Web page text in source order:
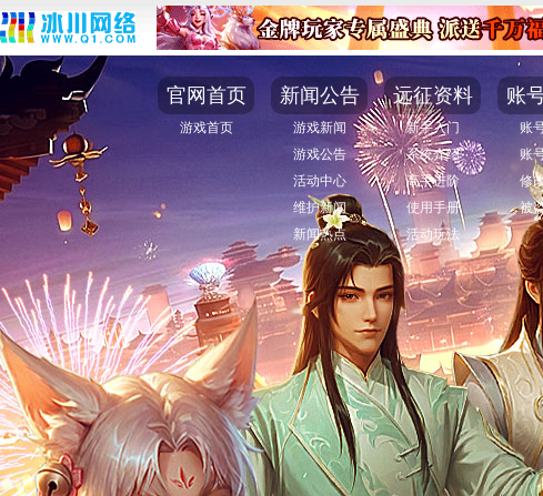
官网首页
游戏首页
新闻公告
游戏新闻
游戏公告
活动中心
维护新闻
新闻热点
远征资料
新手入门
系统介绍
高手进阶
使用手册
活动玩法
账
账
账
修
被